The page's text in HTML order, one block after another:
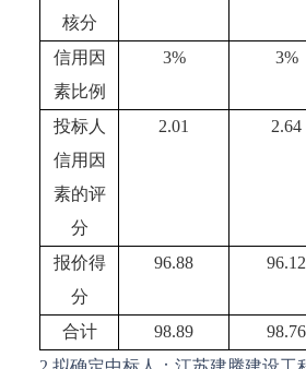
核分
信用因
素比例
3% 3%
投标人
信用因
素的评
分
2.01 2.64
报价得
分
96.88 96.12
合计 98.89 98.76